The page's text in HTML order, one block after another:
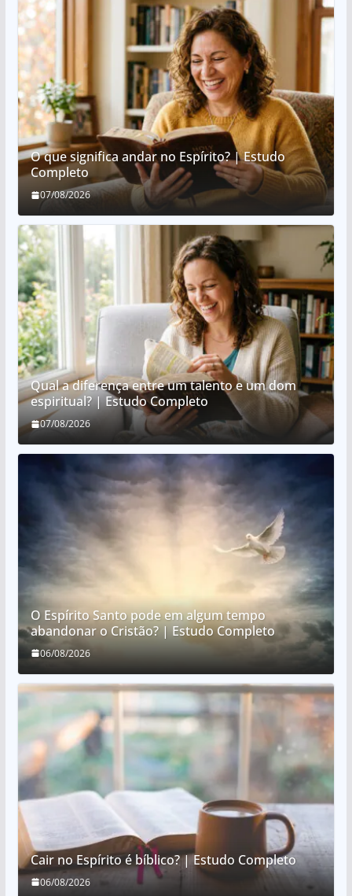
O que significa andar no Espírito? | Estudo
Completo
07/08/2026
Qual a diferença entre um talento e um dom
espiritual? | Estudo Completo
07/08/2026
O Espírito Santo pode em algum tempo
abandonar o Cristão? | Estudo Completo
06/08/2026
Cair no Espírito é bíblico? | Estudo Completo
06/08/2026